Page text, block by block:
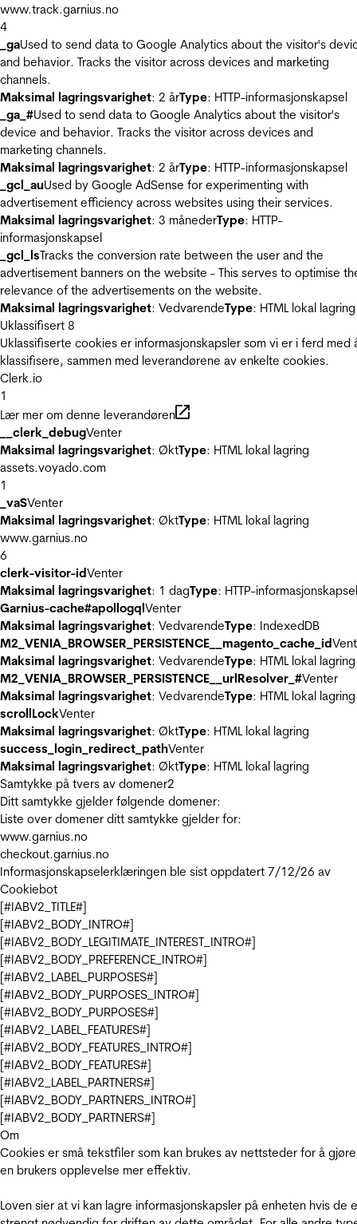
www.track.garnius.no
4
_gaUsed to send data to Google Analytics about the visitor's
and behavior. Tracks the visitor across devices and marketing
channels.
Maksimal lagringsvarighet: 2 årType: HTTP-informasjonskapsel
_ga_#Used to send data to Google Analytics about the visitor's
device and behavior. Tracks the visitor across devices and
marketing channels.
Maksimal lagringsvarighet: 2 årType: HTTP-informasjonskapsel
_gcl_auUsed by Google AdSense for experimenting with
advertisement efficiency across websites using their services.
Maksimal lagringsvarighet: 3 månederType: HTTP-
informasjonskapsel
_gcl_lsTracks the conversion rate between the user and the
advertisement banners on the website - This serves to optimise
relevance of the advertisements on the website.
Maksimal lagringsvarighet: VedvarendeType: HTML lokal lagring
Uklassifisert 8
Uklassifiserte cookies er informasjonskapsler som vi er i ferd med
klassifisere, sammen med leverandørene av enkelte cookies.
Clerk.io
1
Lær mer om denne leverandøren
__clerk_debugVenter
Maksimal lagringsvarighet: ØktType: HTML lokal lagring
assets.voyado.com
1
_vaSVenter
Maksimal lagringsvarighet: ØktType: HTML lokal lagring
www.garnius.no
6
clerk-visitor-idVenter
Maksimal lagringsvarighet: 1 dagType: HTTP-informasjonskapsel
Garnius-cache#apollogqlVenter
Maksimal lagringsvarighet: VedvarendeType: IndexedDB
M2_VENIA_BROWSER_PERSISTENCE__magento_cache_id
Maksimal lagringsvarighet: VedvarendeType: HTML lokal lagring
M2_VENIA_BROWSER_PERSISTENCE__urlResolver_#Venter
Maksimal lagringsvarighet: VedvarendeType: HTML lokal lagring
scrollLockVenter
Maksimal lagringsvarighet: ØktType: HTML lokal lagring
success_login_redirect_pathVenter
Maksimal lagringsvarighet: ØktType: HTML lokal lagring
Samtykke på tvers av domener2
Ditt samtykke gjelder følgende domener:
Liste over domener ditt samtykke gjelder for:
www.garnius.no
checkout.garnius.no
Informasjonskapselerklæringen ble sist oppdatert 7/12/26 av
Cookiebot
[#IABV2_TITLE#]
[#IABV2_BODY_INTRO#]
[#IABV2_BODY_LEGITIMATE_INTEREST_INTRO#]
[#IABV2_BODY_PREFERENCE_INTRO#]
[#IABV2_LABEL_PURPOSES#]
[#IABV2_BODY_PURPOSES_INTRO#]
[#IABV2_BODY_PURPOSES#]
[#IABV2_LABEL_FEATURES#]
[#IABV2_BODY_FEATURES_INTRO#]
[#IABV2_BODY_FEATURES#]
[#IABV2_LABEL_PARTNERS#]
[#IABV2_BODY_PARTNERS_INTRO#]
[#IABV2_BODY_PARTNERS#]
Om
Cookies er små tekstfiler som kan brukes av nettsteder for å gjøre
en brukers opplevelse mer effektiv.
Loven sier at vi kan lagre informasjonskapsler på enheten hvis de